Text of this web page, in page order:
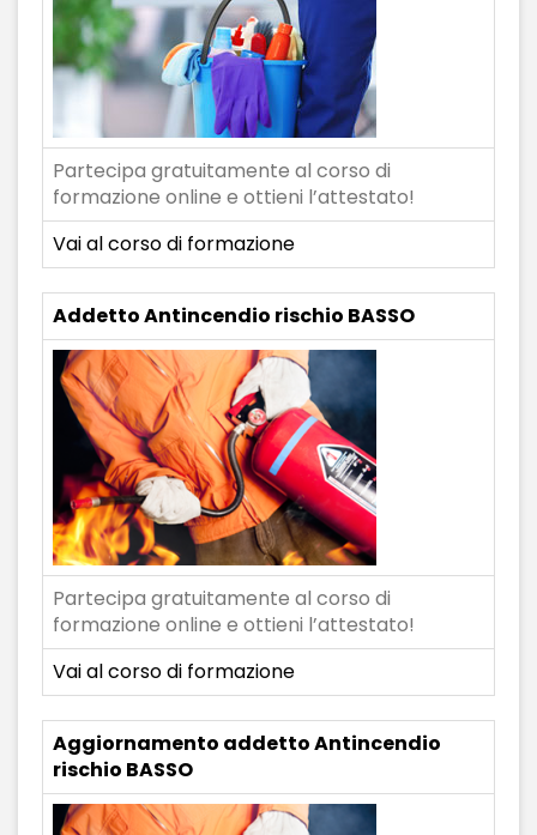
Partecipa gratuitamente al corso di
formazione online e ottieni l’attestato!
Vai al corso di formazione
Addetto Antincendio rischio BASSO
Partecipa gratuitamente al corso di
formazione online e ottieni l’attestato!
Vai al corso di formazione
Aggiornamento addetto Antincendio
rischio BASSO